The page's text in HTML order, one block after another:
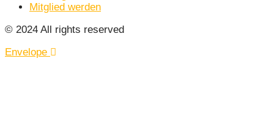
Mitglied werden
© 2024 All rights reserved
Envelope